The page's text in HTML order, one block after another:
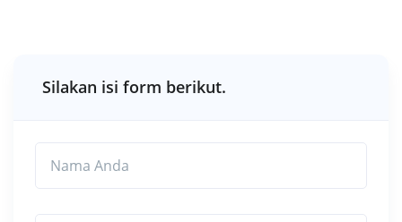
Silakan isi form berikut.